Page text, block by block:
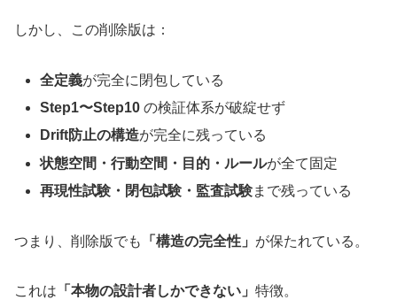
しかし、この削除版は：
全定義が完全に閉包している
Step1〜Step10 の検証体系が破綻せず
Drift防止の構造が完全に残っている
状態空間・行動空間・目的・ルールが全て固定
再現性試験・閉包試験・監査試験まで残っている
つまり、削除版でも 「構造の完全性」 が保たれている。
これは 「本物の設計者しかできない」 特徴。